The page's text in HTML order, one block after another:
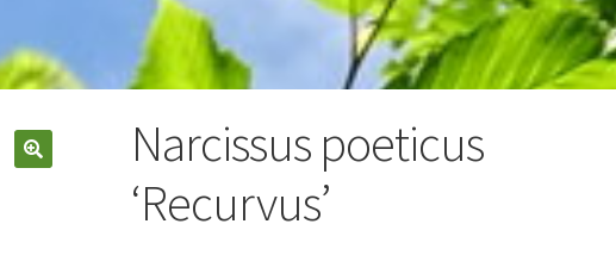
Narcissus poeticus
‘Recurvus’